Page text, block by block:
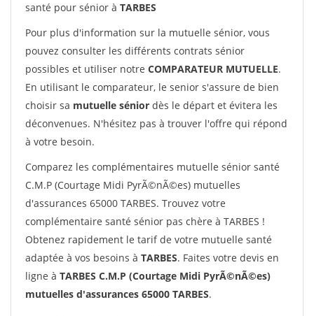
santé pour sénior à TARBES
Pour plus d'information sur la mutuelle sénior, vous
pouvez consulter les différents contrats sénior
possibles et utiliser notre COMPARATEUR MUTUELLE.
En utilisant le comparateur, le senior s'assure de bien
choisir sa mutuelle sénior dès le départ et évitera les
déconvenues. N'hésitez pas à trouver l'offre qui répond
à votre besoin.
Comparez les complémentaires mutuelle sénior santé
C.M.P (Courtage Midi PyrÃ©nÃ©es) mutuelles
d'assurances 65000 TARBES. Trouvez votre
complémentaire santé sénior pas chère à TARBES !
Obtenez rapidement le tarif de votre mutuelle santé
adaptée à vos besoins à TARBES. Faites votre devis en
ligne à TARBES C.M.P (Courtage Midi PyrÃ©nÃ©es)
mutuelles d'assurances 65000 TARBES.